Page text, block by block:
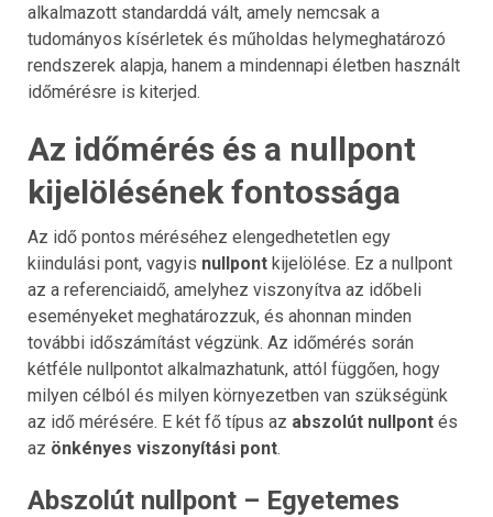
alkalmazott standarddá vált, amely nemcsak a
tudományos kísérletek és műholdas helymeghatározó
rendszerek alapja, hanem a mindennapi életben használt
időmérésre is kiterjed.
Az időmérés és a nullpont
kijelölésének fontossága
Az idő pontos méréséhez elengedhetetlen egy
kiindulási pont, vagyis nullpont kijelölése. Ez a nullpont
az a referenciaidő, amelyhez viszonyítva az időbeli
eseményeket meghatározzuk, és ahonnan minden
további időszámítást végzünk. Az időmérés során
kétféle nullpontot alkalmazhatunk, attól függően, hogy
milyen célból és milyen környezetben van szükségünk
az idő mérésére. E két fő típus az abszolút nullpont és
az önkényes viszonyítási pont.
Abszolút nullpont – Egyetemes